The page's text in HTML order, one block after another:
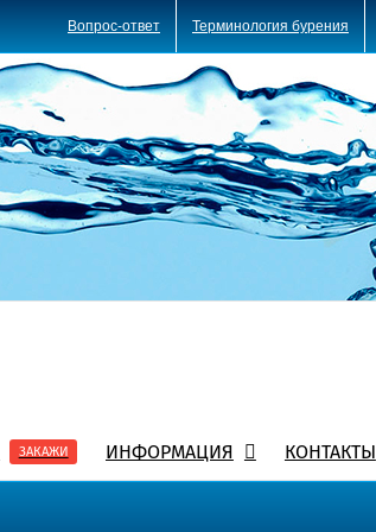
Вопрос-ответ Терминология бурения
ЗАКАЖИ ИНФОРМАЦИЯ КОНТАКТЫ